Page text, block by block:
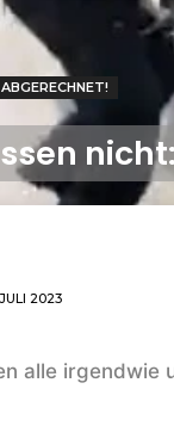
2023
alle irgendwie